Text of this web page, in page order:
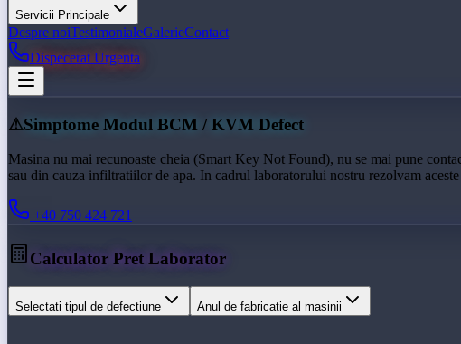
Servicii Principale
Despre noiTestimonialeGalerieContact
Dispecerat Urgenta
⚠Simptome Modul BCM / KVM Defect
Masina nu mai recunoaste cheia (Smart Key Not Found), nu se mai pune
sau din cauza infiltratiilor de apa. In cadrul laboratorului nostru rezolvam
+40 750 424 721
Calculator Pret Laborator
Selectati tipul de defectiune Anul de fabricatie al masinii